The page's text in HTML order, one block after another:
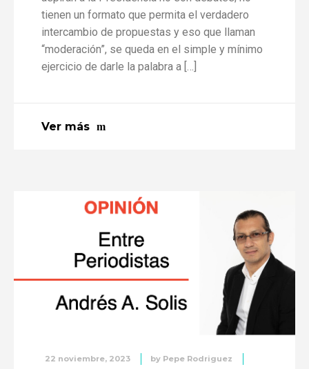
tienen un formato que permita el verdadero
intercambio de propuestas y eso que llaman
“moderación”, se queda en el simple y mínimo
ejercicio de darle la palabra a […]
Ver más
22 noviembre, 2023 by Pepe Rodriguez